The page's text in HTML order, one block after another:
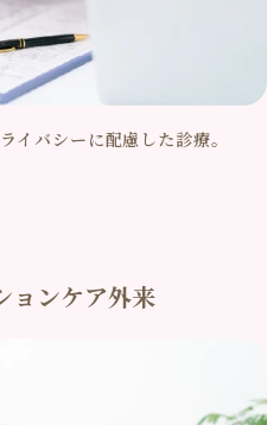
イバシーに配慮した診療。
ョンケア外来